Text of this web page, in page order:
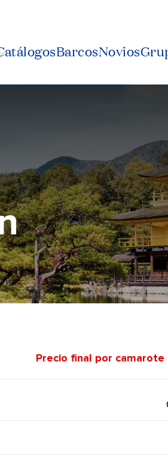
BarcosNovios
Precio final por